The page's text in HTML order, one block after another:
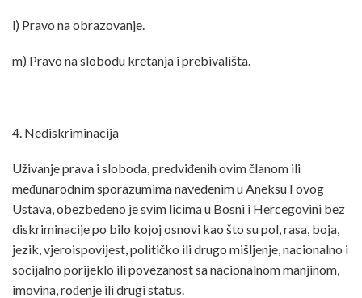
l) Pravo na obrazovanje.
m) Pravo na slobodu kretanja i prebivališta.
4. Nediskriminacija
Uživanje prava i sloboda, predviđenih ovim članom ili
međunarodnim sporazumima navedenim u Aneksu I ovog
Ustava, obezbeđeno je svim licima u Bosni i Hercegovini bez
diskriminacije po bilo kojoj osnovi kao što su pol, rasa, boja,
jezik, vjeroispovijest, političko ili drugo mišljenje, nacionalno i
socijalno porijeklo ili povezanost sa nacionalnom manjinom,
imovina, rođenje ili drugi status.